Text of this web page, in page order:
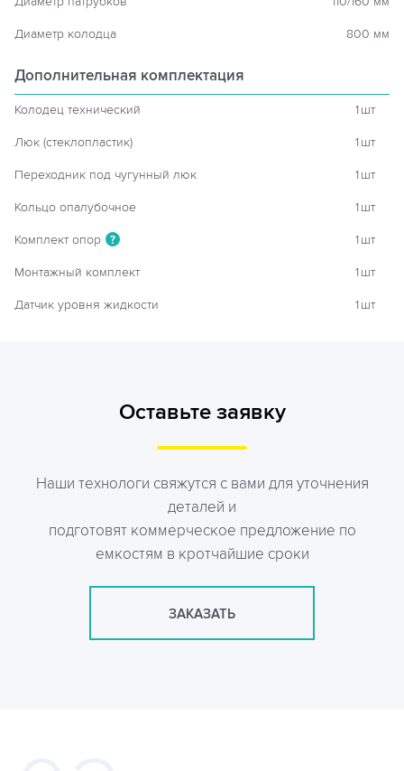
Диаметр колодца 800 мм
Дополнительная комплектация
Колодец технический 1шт
Люк (стеклопластик) 1шт
Переходник под чугунный люк 1шт
Кольцо опалубочное 1шт
Комплект опор ? 1шт
Монтажный комплект 1шт
Датчик уровня жидкости 1шт
Оставьте заявку
Наши технологи свяжутся с вами для уточнения
деталей и
подготовят коммерческое предложение по
емкостям в кротчайшие сроки
ЗАКАЗАТЬ